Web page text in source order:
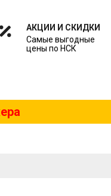
АКЦИИ И СКИДКИ
Самые выгодные
цены по НСК